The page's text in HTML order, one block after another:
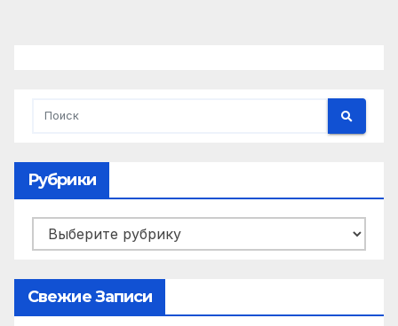
Рубрики
Рубрики
Свежие Записи